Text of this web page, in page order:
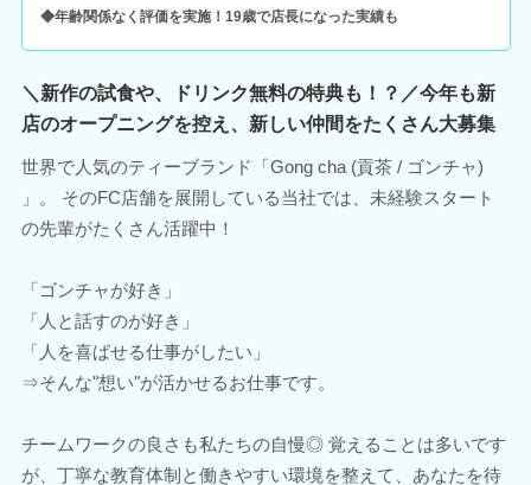
◆年齢関係なく評価を実施！19歳で店長になった実績も
＼新作の試食や、ドリンク無料の特典も！？／今年も新
店のオープニングを控え、新しい仲間をたくさん大募集
世界で人気のティーブランド「Gong cha (貢茶 / ゴンチャ)
」。 そのFC店舗を展開している当社では、未経験スタート
の先輩がたくさん活躍中！
「ゴンチャが好き」
「人と話すのが好き」
「人を喜ばせる仕事がしたい」
⇒そんな"想い"が活かせるお仕事です。
チームワークの良さも私たちの自慢◎ 覚えることは多いです
が、丁寧な教育体制と働きやすい環境を整えて、あなたを待